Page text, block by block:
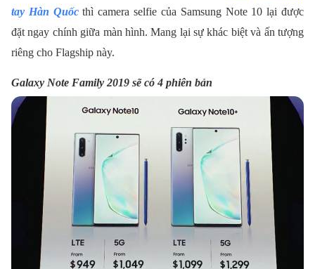
tay Hàn Quốcthì camera selfie của Samsung Note 10 lại được
đặt ngay chính giữa màn hình. Mang lại sự khác biệt và ấn tượng
riêng cho Flagship này.
Galaxy Note Family 2019 sẽ có 4 phiên bản